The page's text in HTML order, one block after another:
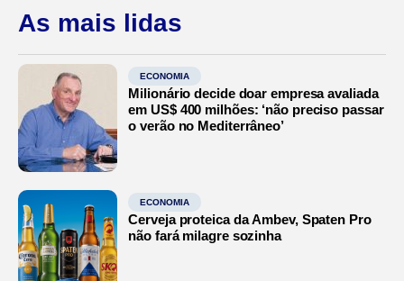
As mais lidas
ECONOMIA
Milionário decide doar empresa avaliada
em US$ 400 milhões: ‘não preciso passar
o verão no Mediterrâneo’
ECONOMIA
Cerveja proteica da Ambev, Spaten Pro
não fará milagre sozinha